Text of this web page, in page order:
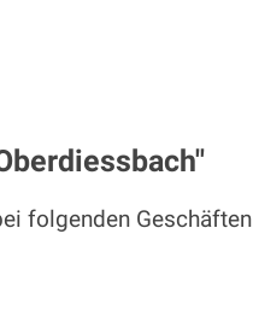
folgenden Geschäften